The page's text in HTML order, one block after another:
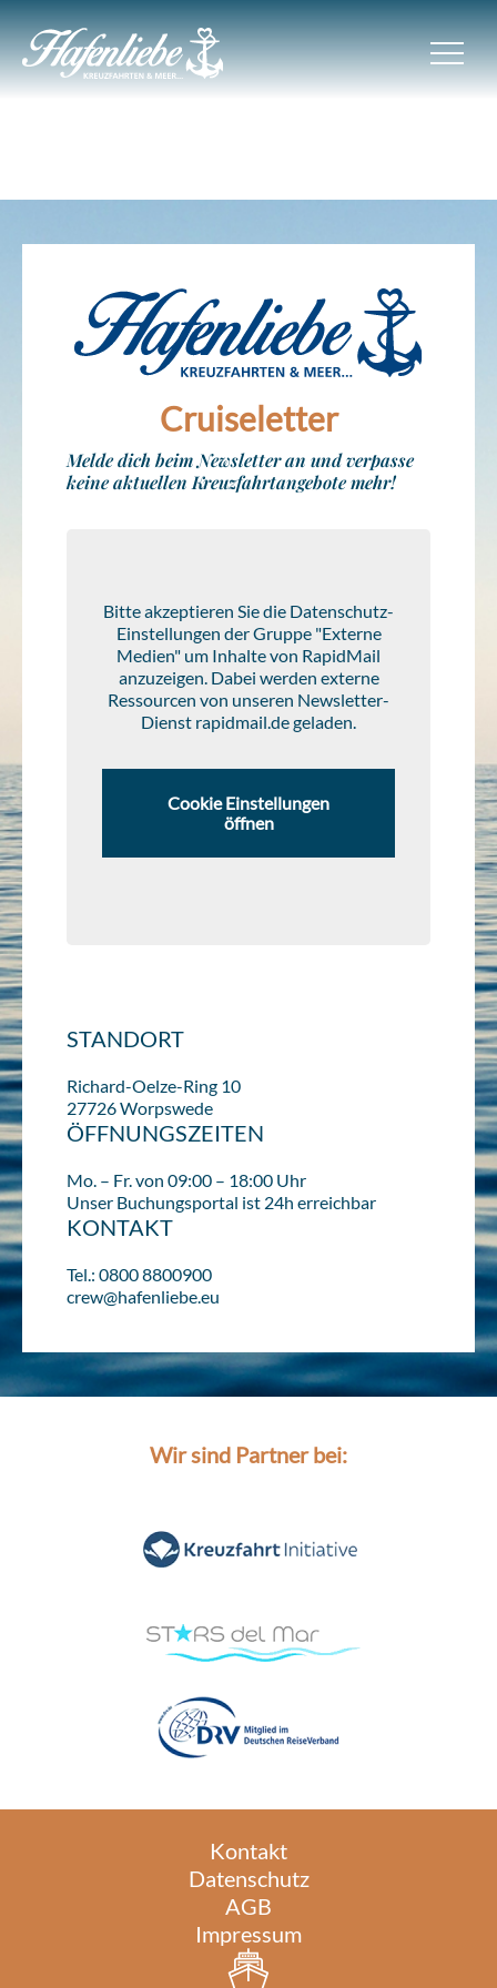
Cruiseletter
Melde dich beim Newsletter an und verpasse
keine aktuellen Kreuzfahrtangebote mehr!
Bitte akzeptieren Sie die Datenschutz-
Einstellungen der Gruppe "Externe
Medien" um Inhalte von RapidMail
anzuzeigen. Dabei werden externe
Ressourcen von unseren Newsletter-
Dienst rapidmail.de geladen.
Cookie Einstellungen
öffnen
STANDORT
Richard-Oelze-Ring 10
27726 Worpswede
ÖFFNUNGSZEITEN
Mo. – Fr. von 09:00 – 18:00 Uhr
Unser Buchungsportal ist 24h erreichbar
KONTAKT
Tel.: 0800 8800900
crew@hafenliebe.eu
Wir sind Partner bei:
Kontakt
Datenschutz
AGB
Impressum